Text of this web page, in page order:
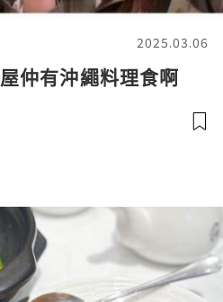
2025.03.06
仲有沖繩料理食啊